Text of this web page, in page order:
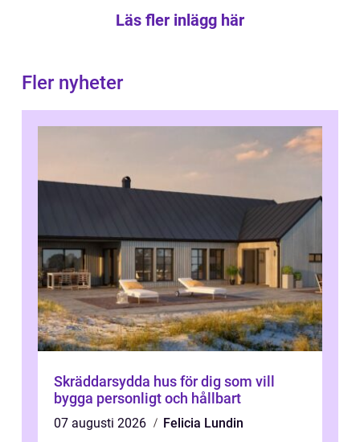
Läs fler inlägg här
Fler nyheter
Skräddarsydda hus för dig som vill
bygga personligt och hållbart
07 augusti 2026
Felicia Lundin